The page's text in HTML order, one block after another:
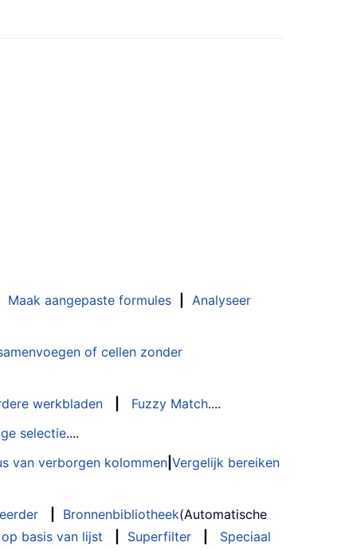
Maak aangepaste formules
Analyseer
of cellen zonder
werkbladen Fuzzy Match....
selectie....
van verborgen kolommen Vergelijk bereiken
Bronnenbibliotheek(Automatische
basis van lijst Superfilter
Speciaal